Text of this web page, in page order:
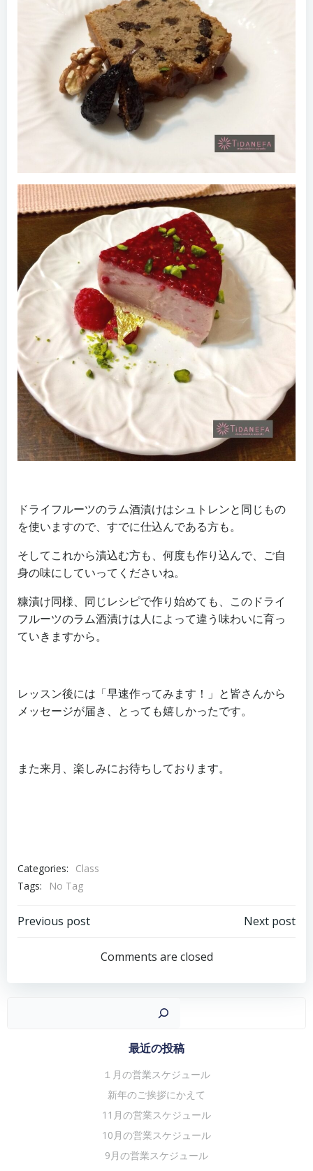
ドライフルーツのラム酒漬けはシュトレンと同じもの
を使いますので、すでに仕込んである方も。
そしてこれから漬込む方も、何度も作り込んで、ご自
身の味にしていってくださいね。
糠漬け同様、同じレシピで作り始めても、このドライ
フルーツのラム酒漬けは人によって違う味わいに育っ
ていきますから。
レッスン後には「早速作ってみます！」と皆さんから
メッセージが届き、とっても嬉しかったです。
また来月、楽しみにお待ちしております。
Categories:
Class
Tags:
No Tag
投
ビ
Previous post
ナ
ビ
ゲ
シ
ョ
ン
Next post
Comments are closed
最近の投稿
１月の営業スケジュール
新年のご挨拶にかえて
11月の営業スケジュール
10月の営業スケジュール
9月の営業スケジュール